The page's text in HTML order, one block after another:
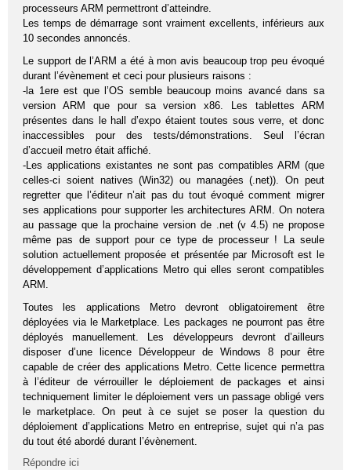
processeurs ARM permettront d’atteindre.
Les temps de démarrage sont vraiment excellents, inférieurs aux
10 secondes annoncés.
Le support de l’ARM a été à mon avis beaucoup trop peu évoqué
durant l’évènement et ceci pour plusieurs raisons :
-la 1ere est que l’OS semble beaucoup moins avancé dans sa
version ARM que pour sa version x86. Les tablettes ARM
présentes dans le hall d’expo étaient toutes sous verre, et donc
inaccessibles pour des tests/démonstrations. Seul l’écran
d’accueil metro était affiché.
-Les applications existantes ne sont pas compatibles ARM (que
celles-ci soient natives (Win32) ou managées (.net)). On peut
regretter que l’éditeur n’ait pas du tout évoqué comment migrer
ses applications pour supporter les architectures ARM. On notera
au passage que la prochaine version de .net (v 4.5) ne propose
même pas de support pour ce type de processeur ! La seule
solution actuellement proposée et présentée par Microsoft est le
développement d’applications Metro qui elles seront compatibles
ARM.
Toutes les applications Metro devront obligatoirement être
déployées via le Marketplace. Les packages ne pourront pas être
déployés manuellement. Les développeurs devront d’ailleurs
disposer d’une licence Développeur de Windows 8 pour être
capable de créer des applications Metro. Cette licence permettra
à l’éditeur de vérrouiller le déploiement de packages et ainsi
techniquement limiter le déploiement vers un passage obligé vers
le marketplace. On peut à ce sujet se poser la question du
déploiement d’applications Metro en entreprise, sujet qui n’a pas
du tout été abordé durant l’évènement.
Répondre ici